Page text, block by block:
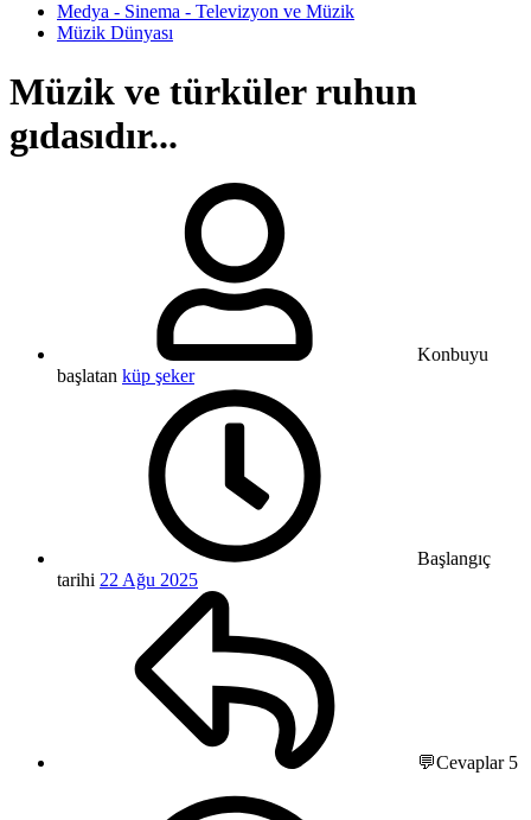
Medya - Sinema - Televizyon ve Müzik
Müzik Dünyası
Müzik ve türküler ruhun
gıdasıdır...
Konbuyu
başlatan küp şeker
Başlangıç
tarihi 22 Ağu 2025
💬Cevaplar5